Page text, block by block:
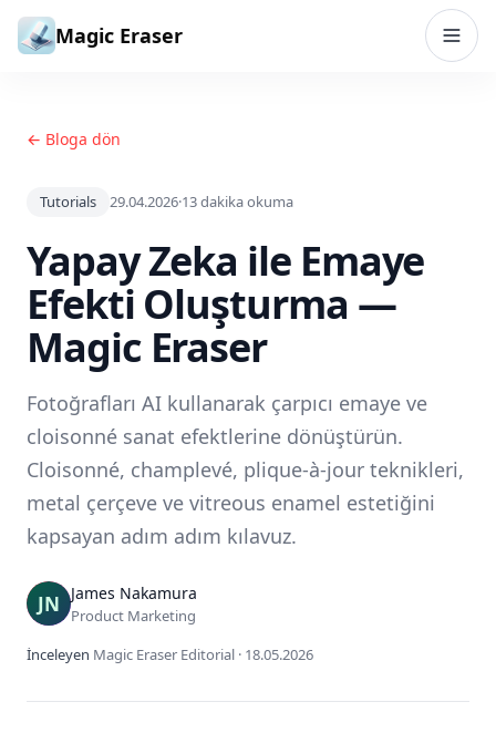
İçeriğe geç
Magic Eraser
← Bloga dön
Tutorials 29.04.2026·13dakika okuma
Yapay Zeka ile Emaye
Efekti Oluşturma —
Magic Eraser
Fotoğrafları AI kullanarak çarpıcı emaye ve
cloisonné sanat efektlerine dönüştürün.
Cloisonné, champlevé, plique-à-jour teknikleri,
metal çerçeve ve vitreous enamel estetiğini
kapsayan adım adım kılavuz.
James Nakamura
Product Marketing
İnceleyen Magic Eraser Editorial · 18.05.2026